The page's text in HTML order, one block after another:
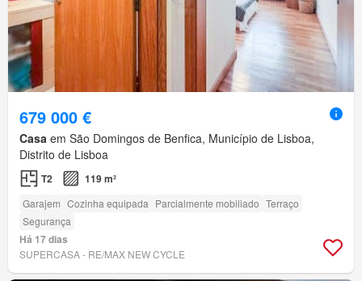
679 000 €
Casa em São Domingos de Benfica, Município de Lisboa,
Distrito de Lisboa
T2 119 m²
Garajem Cozinha equipada Parcialmente mobiliado Terraço
Segurança
Há 17 dias
SUPERCASA - RE/MAX NEW CYCLE